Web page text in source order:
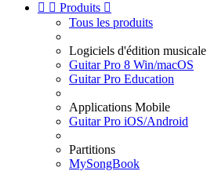
  Produits 
Tous les produits
Logiciels d'édition musicale
Guitar Pro 8 Win/macOS
Guitar Pro Education
Applications Mobile
Guitar Pro iOS/Android
Partitions
MySongBook